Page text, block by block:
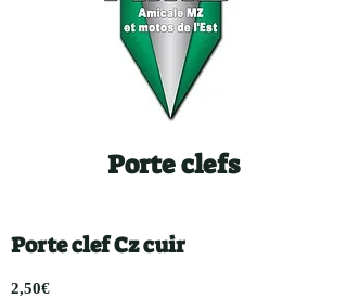
Porte clefs
Porte clef Cz cuir
2,50€